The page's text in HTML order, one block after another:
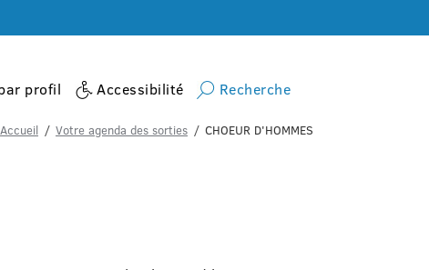
profil Accessibilité Recherche
Accueil Votre agenda des sorties CHOEUR D'HOMMES